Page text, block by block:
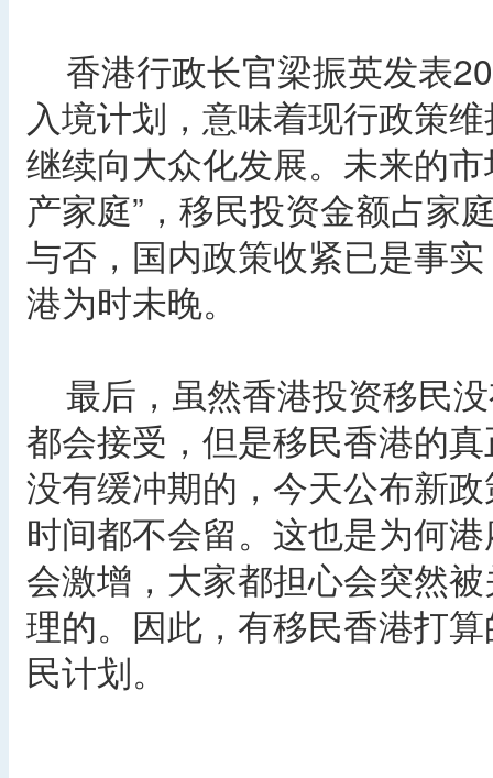
香港行政长官梁振英发表
入境计划，意味着现行政策
继续向大众化发展。未来的
产家庭”，移民投资金额占家
与否，国内政策收紧已是事
港为时未晚。
最后，虽然香港投资移民
都会接受，但是移民香港的
没有缓冲期的，今天公布新
时间都不会留。这也是为何
会激增，大家都担心会突然
理的。因此，有移民香港打
民计划。